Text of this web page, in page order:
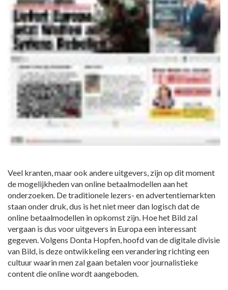
Veel kranten, maar ook andere uitgevers, zijn op dit moment
de mogelijkheden van online betaalmodellen aan het
onderzoeken. De traditionele lezers- en advertentiemarkten
staan onder druk, dus is het niet meer dan logisch dat de
online betaalmodellen in opkomst zijn. Hoe het Bild zal
vergaan is dus voor uitgevers in Europa een interessant
gegeven. Volgens Donta Hopfen, hoofd van de digitale divisie
van Bild, is deze ontwikkeling een verandering richting een
cultuur waarin men zal gaan betalen voor journalistieke
content die online wordt aangeboden.